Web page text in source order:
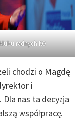
radnych KO
chodzi o Magdę
i
nas ta decyzja
współpracę.